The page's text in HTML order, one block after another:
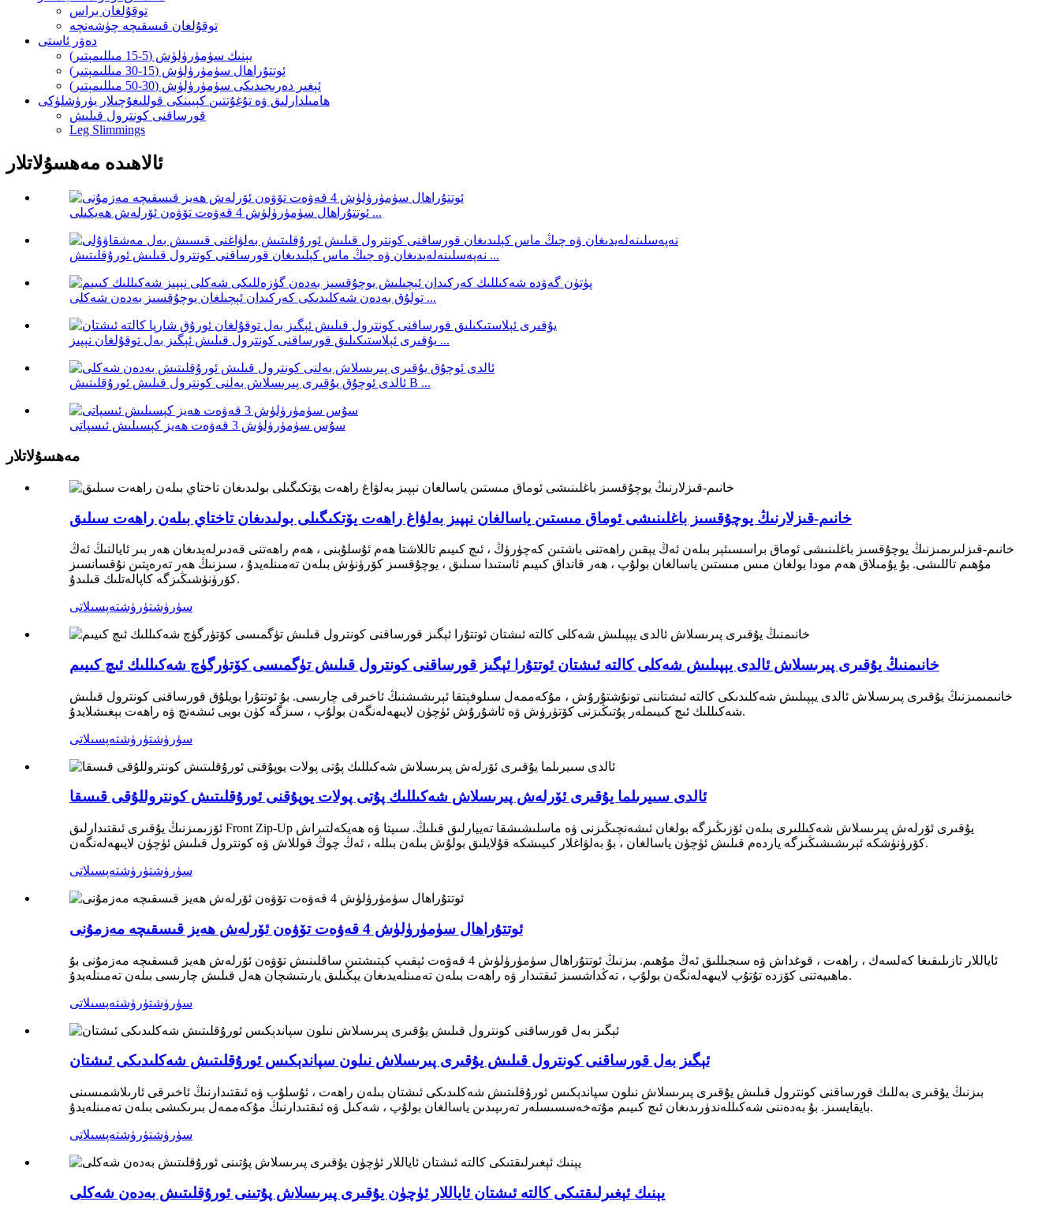
توقۇلغان براس
توقۇلغان قىسقىچە چۈشەنچە
دەۋر ئاستى
يېنىك سۈمۈرۈلۈش (5-15 مىللىمېتىر)
ئوتتۇراھال سۈمۈرۈلۈش (15-30 مىللىمېتىر)
ئېغىر دەرىجىدىكى سۈمۈرۈلۈش (30-50 مىللىمېتىر)
ھامىلدارلىق ۋە تۇغۇتتىن كېيىنكى قوللىغۇچىلار يۈرۈشلۈكى
قورساقنى كونترول قىلىش
Leg Slimmings
ئالاھىدە مەھسۇلاتلار
ئوتتۇراھال سۈمۈرۈلۈش 4 قەۋەت تۆۋەن ئۆرلەش ھەيكىلى ...
نەپەسلىنەلەيدىغان ۋە چىڭ ماس كېلىدىغان قورساقنى كونترول قىلىش ئورۇقلىتىش ...
تولۇق بەدەن شەكلىدىكى كەركىدان ئېچىلغان يوچۇقسىز بەدەن شەكلى ...
يۇقىرى ئېلاستىكىلىق قورساقنى كونترول قىلىش ئېگىز بەل توقۇلغان نېپىز ...
ئالدى ئوچۇق يۇقىرى پىرىسلاش بەلنى كونترول قىلىش ئورۇقلىتىش B ...
سۇس سۈمۈرۈلۈش 3 قەۋەت ھەيز كېسىلىش ئىسپاتى
مەھسۇلاتلار
خانىم-قىزلارنىڭ يوچۇقسىز باغلىنىشى ئوماق مىستىن ياسالغان نېپىز بەلۋاغ راھەت يۆتكىگىلى بولىدىغان تاختاي بىلەن راھەت سىلىق
خانىم-قىزلىرىمىزنىڭ يوچۇقسىز باغلىنىشى ئوماق براسسىئېر بىلەن ئەڭ يېقىن راھەتنى باشتىن كەچۈرۈڭ ، ئىچ كىيىم تاللاشتا ھەم ئۇسلۇبنى ، ھەم راھەتنى قەدىرلەيدىغان ھەر بىر ئايالنىڭ ئەڭ
مۇھىم تاللىشى. بۇ يۇمىلاق ھەم مودا بولغان مىس مىستىن ياسالغان بولۇپ ، ھەر قانداق كىيىم ئاستىدا سىلىق ، يوچۇقسىز كۆرۈنۈش بىلەن تەمىنلەيدۇ ، سىزنىڭ ھەر تەرەپتىن نۇقسانسىز
كۆرۈنۈشىڭىزگە كاپالەتلىك قىلىدۇ.
سۈرۈشتۈرۈشتەپسىلاتى
خانىمنىڭ يۇقىرى پىرىسلاش ئالدى يېپىلىش شەكلى كالتە ئىشتان ئوتتۇرا ئېگىز قورساقنى كونترول قىلىش تۈگمىسى كۆتۈرگۈچ شەكىللىك ئىچ كىيىم
خانىمىمىزنىڭ يۇقىرى پىرىسلاش ئالدى يېپىلىش شەكلىدىكى كالتە ئىشتاننى تونۇشتۇرۇش ، مۇكەممەل سىلوفېتقا ئېرىشىشنىڭ ئاخىرقى چارىسى. بۇ ئوتتۇرا بويلۇق قورساقنى كونترول قىلىش
شەكىللىك ئىچ كىيىملەر پۇتىڭىزنى كۆتۈرۈش ۋە ئاشۇرۇش ئۈچۈن لايىھەلەنگەن بولۇپ ، سىزگە كۈن بويى ئىشەنچ ۋە راھەت بېغىشلايدۇ.
سۈرۈشتۈرۈشتەپسىلاتى
ئالدى سىيرىلما يۇقىرى ئۆرلەش پىرىسلاش شەكىللىك پۇتى پولات يوپۇقنى ئورۇقلىتىش كونتروللۇقى قىسقا
ئۆزىمىزنىڭ يۇقىرى ئىقتىدارلىق Front Zip-Up يۇقىرى ئۆرلەش پىرىسلاش شەكىللىرى بىلەن ئۆزىڭىزگە بولغان ئىشەنچىڭىزنى ۋە ماسلىشىشقا تەييارلىق قىلىڭ. سىپتا ۋە ھەيكەلتىراش
كۆرۈنۈشكە ئېرىشىشىڭىزگە ياردەم قىلىش ئۈچۈن ياسالغان ، بۇ بەلۋاغلار كىيىشكە قۇلايلىق بولۇش بىلەن بىللە ، ئەڭ چوڭ قوللاش ۋە كونترول قىلىش ئۈچۈن لايىھەلەنگەن.
سۈرۈشتۈرۈشتەپسىلاتى
ئوتتۇراھال سۈمۈرۈلۈش 4 قەۋەت تۆۋەن ئۆرلەش ھەيز قىسقىچە مەزمۇنى
ئاياللار تازىلىقىغا كەلسەك ، راھەت ، قوغداش ۋە سىجىللىق ئەڭ مۇھىم. بىزنىڭ ئوتتۇراھال سۈمۈرۈلۈش 4 قەۋەت ئېقىپ كېتىشتىن ساقلىنىش تۆۋەن ئۆرلەش ھەيز قىسقىچە مەزمۇنى بۇ
ماھىيەتنى كۆزدە تۇتۇپ لايىھەلەنگەن بولۇپ ، تەڭداشسىز ئىقتىدار ۋە راھەت بىلەن تەمىنلەيدىغان يېڭىلىق يارىتىشچان ھەل قىلىش چارىسى بىلەن تەمىنلەيدۇ.
سۈرۈشتۈرۈشتەپسىلاتى
ئېگىز بەل قورساقنى كونترول قىلىش يۇقىرى پىرىسلاش نىلون سپاندېكىس ئورۇقلىتىش شەكلىدىكى ئىشتان
بىزنىڭ يۇقىرى بەللىك قورساقنى كونترول قىلىش يۇقىرى پىرىسلاش نىلون سپاندېكىس ئورۇقلىتىش شەكلىدىكى ئىشتان بىلەن راھەت ، ئۇسلۇب ۋە ئىقتىدارنىڭ ئاخىرقى ئارىلاشمىسىنى
بايقايسىز. بۇ بەدەننى شەكىللەندۈرىدىغان ئىچ كىيىم مۇتەخەسسىسلەر تەرىپىدىن ياسالغان بولۇپ ، شەكىل ۋە ئىقتىدارنىڭ مۇكەممەل بىرىكىشى بىلەن تەمىنلەيدۇ.
سۈرۈشتۈرۈشتەپسىلاتى
يېنىك ئېغىرلىقتىكى كالتە ئىشتان ئاياللار ئۈچۈن يۇقىرى پىرىسلاش پۇتىنى ئورۇقلىتىش بەدەن شەكلى